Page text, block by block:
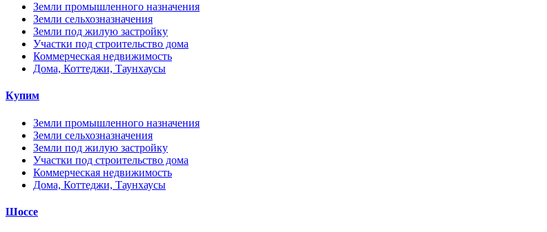
Земли промышленного назначения
Земли сельхозназначения
Земли под жилую застройку
Участки под строительство дома
Коммерческая недвижимость
Дома, Коттеджи, Таунхаусы
Купим
Земли промышленного назначения
Земли сельхозназначения
Земли под жилую застройку
Участки под строительство дома
Коммерческая недвижимость
Дома, Коттеджи, Таунхаусы
Шоссе